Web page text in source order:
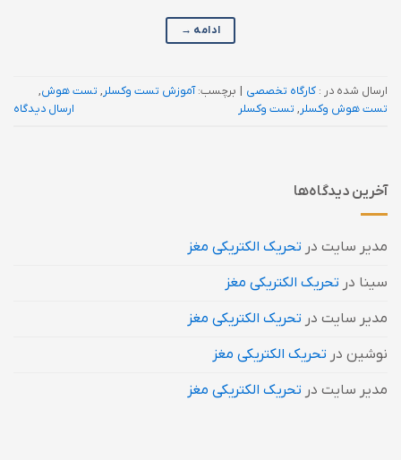
ادامه →
ارسال شده در : کارگاه تخصصی | برچسب:آموزش تست وکسلر, تست هوش,
تست هوش وکسلر, تست وکسلر ارسال دیدگاه
آخرین دیدگاه‌ها
مدیر سایت در تحریک الکتریکی مغز
سینا در تحریک الکتریکی مغز
مدیر سایت در تحریک الکتریکی مغز
نوشین در تحریک الکتریکی مغز
مدیر سایت در تحریک الکتریکی مغز